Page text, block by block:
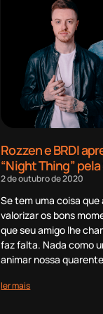
Rozzen e BRDI
“Night Thing”
2 de outubro de 2020
Se tem uma coisa
valorizar os bons
que seu amigo lhe
faz falta. Nada como
animar nossa
ler mais